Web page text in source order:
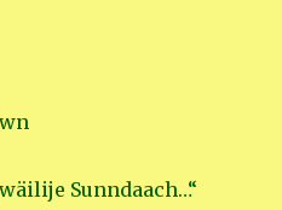
Sunndaach…“